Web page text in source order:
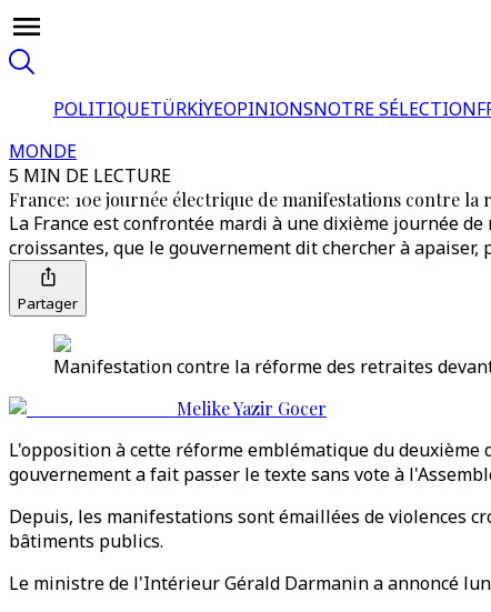
POLITIQUETÜRKİYEOPINIONSNOTRE SÉLECTION
MONDE
5 MIN DE LECTURE
France: 10e journée électrique de manifestations contre la
La France est confrontée mardi à une dixième journée
croissantes, que le gouvernement dit chercher à
Partager
Manifestation contre la réforme des retraites
Melike Yazir Gocer
L'opposition à cette réforme emblématique du
gouvernement a fait passer le texte sans vote à
Depuis, les manifestations sont émaillées de violences
bâtiments publics.
Le ministre de l'Intérieur Gérald Darmanin a annoncé